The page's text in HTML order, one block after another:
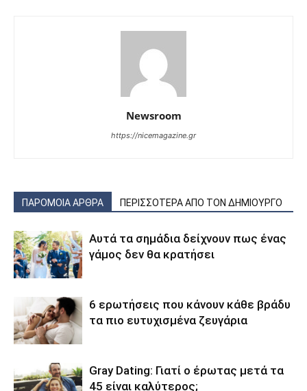
Newsroom
https://nicemagazine.gr
ΠΑΡΟΜΟΙΑ ΑΡΘΡΑ ΠΕΡΙΣΣΟΤΕΡΑ ΑΠΟ ΤΟΝ ΔΗΜΙΟΥΡΓΟ
Αυτά τα σημάδια δείχνουν πως ένας
γάμος δεν θα κρατήσει
6 ερωτήσεις που κάνουν κάθε βράδυ
τα πιο ευτυχισμένα ζευγάρια
Gray Dating: Γιατί ο έρωτας μετά τα
45 είναι καλύτερος;